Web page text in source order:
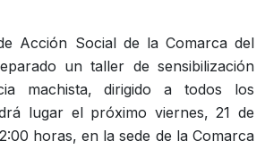
Acción Social de la Comarca del
un taller de sensibilización
machista, dirigido a todos los
lugar el próximo viernes, 21 de
horas, en la sede de la Comarca